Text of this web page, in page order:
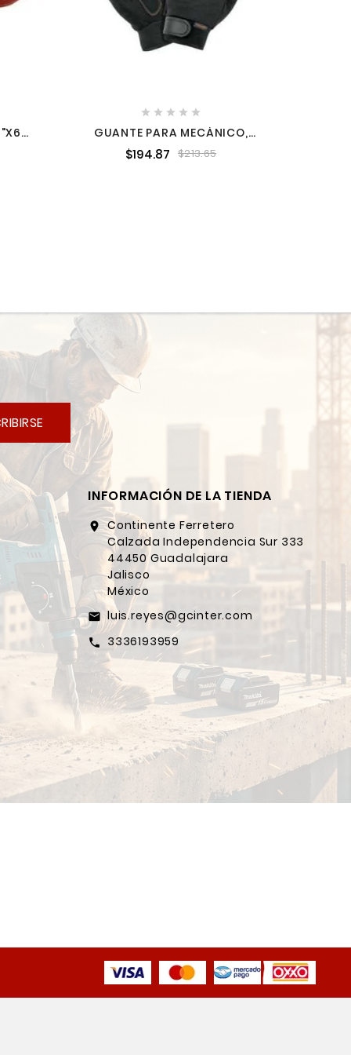
    
GUANTE PARA MECÁNICO,
ANTIVIBRACIONES, UNITALLA
$194.87 $213.65
INFORMACIÓN DE LA TIENDA
location_on Continente Ferretero
Calzada Independencia Sur 333
44450 Guadalajara
Jalisco
México
email luis.reyes@gcinter.com
call 3336193959